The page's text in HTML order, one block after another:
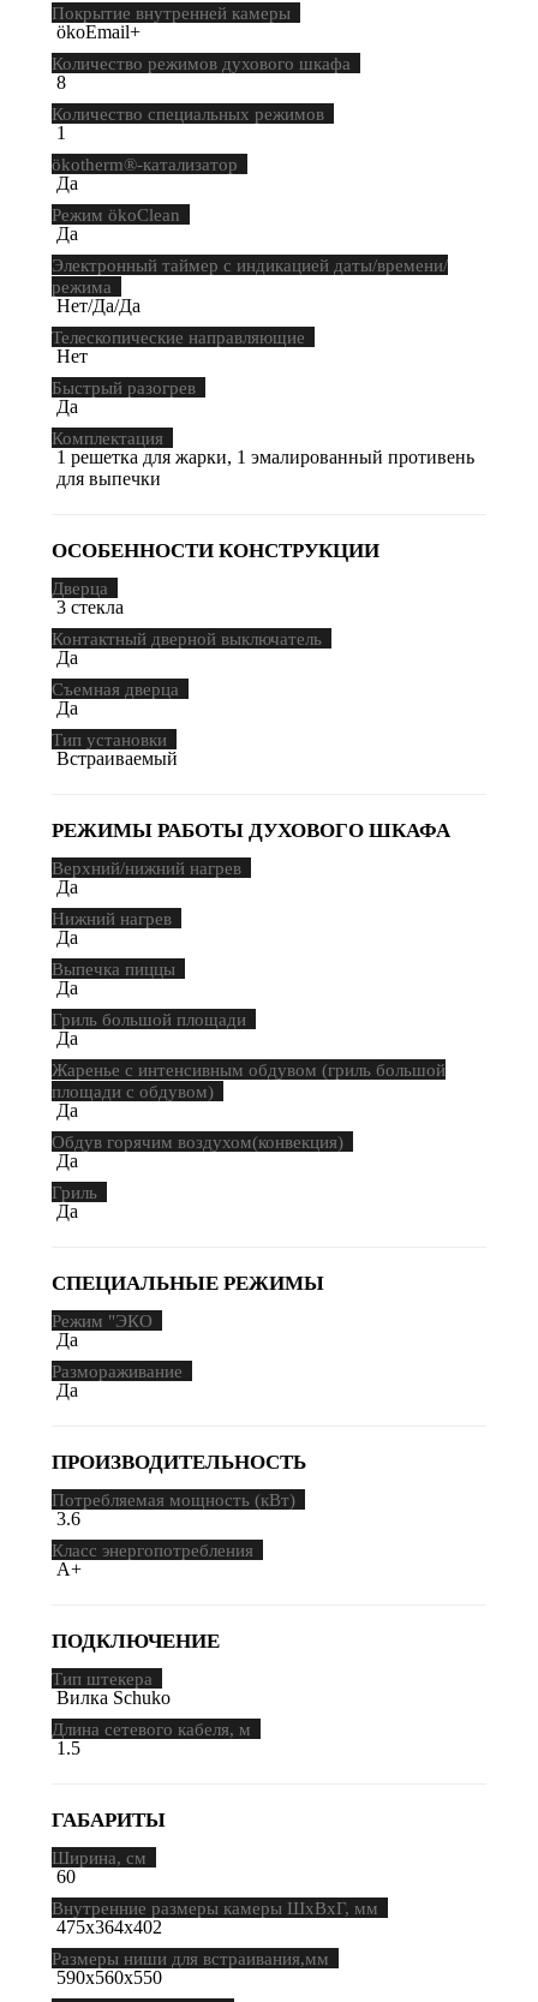
Покрытие внутренней камеры
ökoEmail+
Количество режимов духового шкафа
8
Количество специальных режимов
1
ökotherm®-катализатор
Да
Режим ökoClean
Да
Электронный таймер с индикацией даты/времени/
режима
Нет/Да/Да
Телескопические направляющие
Нет
Быстрый разогрев
Да
Комплектация
1 решетка для жарки, 1 эмалированный противень
для выпечки
ОСОБЕННОСТИ КОНСТРУКЦИИ
Дверца
3 стекла
Контактный дверной выключатель
Да
Съемная дверца
Да
Тип установки
Встраиваемый
РЕЖИМЫ РАБОТЫ ДУХОВОГО ШКАФА
Верхний/нижний нагрев
Да
Нижний нагрев
Да
Выпечка пиццы
Да
Гриль большой площади
Да
Жаренье с интенсивным обдувом (гриль большой
площади с обдувом)
Да
Обдув горячим воздухом(конвекция)
Да
Гриль
Да
СПЕЦИАЛЬНЫЕ РЕЖИМЫ
Режим "ЭКО
Да
Размораживание
Да
ПРОИЗВОДИТЕЛЬНОСТЬ
Потребляемая мощность (кВт)
3.6
Класс энергопотребления
A+
ПОДКЛЮЧЕНИЕ
Тип штекера
Вилка Schuko
Длина сетевого кабеля, м
1.5
ГАБАРИТЫ
Ширина, см
60
Внутренние размеры камеры ШхВхГ, мм
475х364х402
Размеры ниши для встраивания,мм
590x560x550